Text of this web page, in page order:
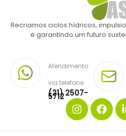
Recriamos ciclos hídricos,
e garantindo um futuro
Atendimento
via telefone
(21) 2507-
5712